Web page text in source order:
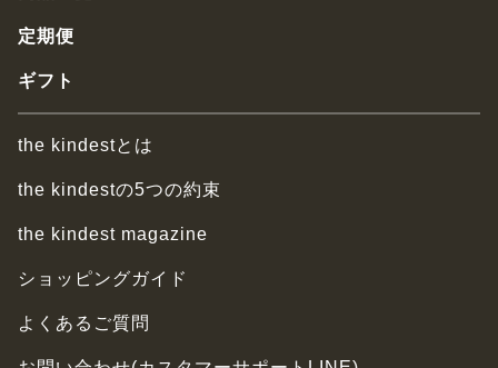
定期便
ギフト
the kindestとは
the kindestの5つの約束
the kindest magazine
ショッピングガイド
よくあるご質問